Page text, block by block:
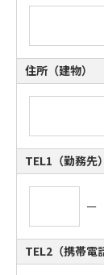
住所（建物）
TEL1（勤務先）
ー
TEL2（携帯電